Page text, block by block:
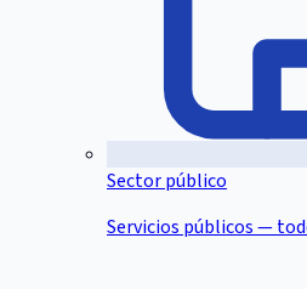
Sector público
Servicios públicos —